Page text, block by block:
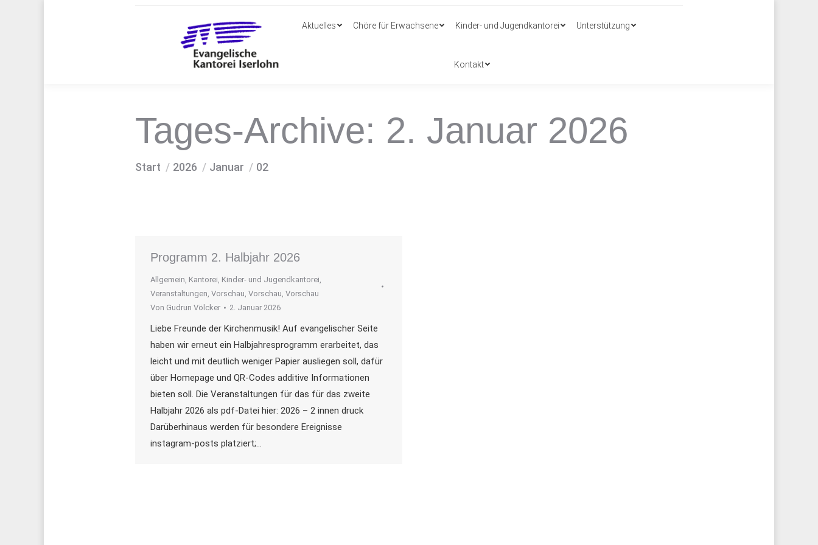
Aktuelles Chöre für Erwachsene Kinder- und Jugendkantorei Unterstützung
Kontakt
Tages-Archive: 2. Januar 2026
Sie befinden sich hier:
Start 2026 Januar 02
Programm 2. Halbjahr 2026
Allgemein, Kantorei, Kinder- und Jugendkantorei,
Veranstaltungen, Vorschau, Vorschau, Vorschau
Von Gudrun Völcker 2. Januar 2026
Liebe Freunde der Kirchenmusik! Auf evangelischer Seite
haben wir erneut ein Halbjahresprogramm erarbeitet, das
leicht und mit deutlich weniger Papier ausliegen soll, dafür
über Homepage und QR-Codes additive Informationen
bieten soll. Die Veranstaltungen für das für das zweite
Halbjahr 2026 als pdf-Datei hier: 2026 – 2 innen druck
Darüberhinaus werden für besondere Ereignisse
instagram-posts platziert;…